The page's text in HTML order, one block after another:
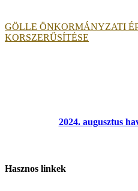
GÖLLE ÖNKORMÁNYZATI
KORSZERŰSÍTÉSE
2024. augusztus
Hasznos linkek